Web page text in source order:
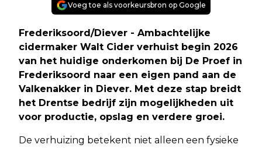
Voeg toe als voorkeursbron op Google
Frederiksoord/Diever - Ambachtelijke
cidermaker Walt Cider verhuist begin 2026
van het huidige onderkomen bij De Proef in
Frederiksoord naar een eigen pand aan de
Valkenakker in Diever. Met deze stap breidt
het Drentse bedrijf zijn mogelijkheden uit
voor productie, opslag en verdere groei.
De verhuizing betekent niet alleen een fysieke